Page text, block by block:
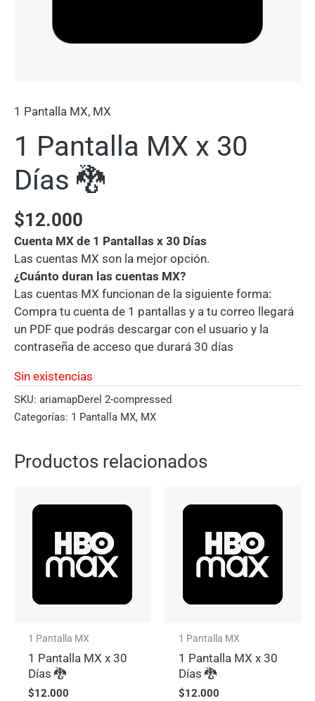
1 Pantalla MX, MX
1 Pantalla MX x 30
Días 🐉
$12.000
Cuenta MX de 1 Pantallas x 30 Días
Las cuentas MX son la mejor opción.
¿Cuánto duran las cuentas MX?
Las cuentas MX funcionan de la siguiente forma:
Compra tu cuenta de 1 pantallas y a tu correo llegará
un PDF que podrás descargar con el usuario y la
contraseña de acceso que durará 30 días
Sin existencias
SKU: ariamapDerel 2-compressed
Categorías: 1 Pantalla MX, MX
Productos relacionados
1 Pantalla MX
1 Pantalla MX x 30
Días 🐉
$12.000
1 Pantalla MX
1 Pantalla MX x 30
Días 🐉
$12.000